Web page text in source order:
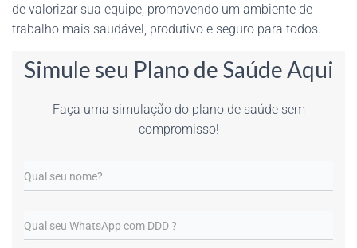
de valorizar sua equipe, promovendo um ambiente de
trabalho mais saudável, produtivo e seguro para todos.
Simule seu Plano de Saúde Aqui
Faça uma simulação do plano de saúde sem
compromisso!